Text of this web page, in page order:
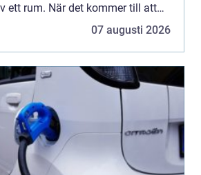
ett rum. När det kommer till att
07 augusti 2026